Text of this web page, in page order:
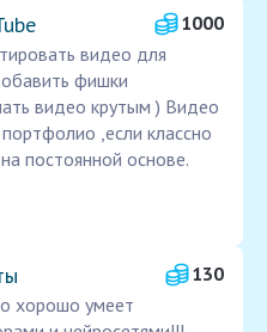
1000
видео для
фишки
видео крутым ) Видео
,если классно
постоянной основе.
130
хорошо умеет